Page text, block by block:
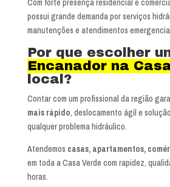
Com forte presença residencial e
possui grande demanda por serviços
manutenções e atendimentos
Por que escolher
Encanador na
local?
Contar com um profissional da região
mais rápido, deslocamento ágil e
qualquer problema hidráulico.
Atendemos casas, apartamentos,
em toda a Casa Verde com rapidez,
horas.